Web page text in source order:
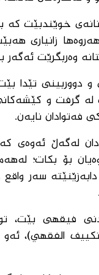
خوێندبێت كە
زانیاری
وەربگرێت ئەگەر
دووربینی تێدا
لە گرفت و
فەتوادان نایەن.
لەگەڵ ئەوەی
بۆ بكات؛
سەر
فیقهی بێت،
الفقهي)، ئەو